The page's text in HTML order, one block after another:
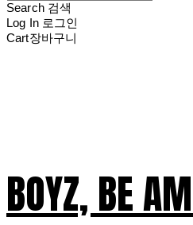
Search 검색
Log In 로그인
Cart장바구니
BOYZ, BE